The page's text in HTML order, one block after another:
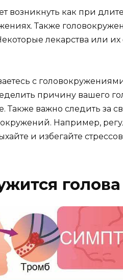
возникнуть как при
Также
лекарства или их
с
причину вашего
Также важно следить за
Например,
и избегайте
голова